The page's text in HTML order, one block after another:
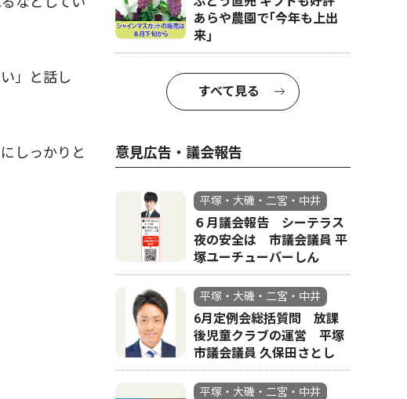
」と話し
しっかりと
あらや農園で｢今年も上出
来｣
すべて見る
意見広告・議会報告
平塚・大磯・二宮・中井
６月議会報告 シーテラス
夜の安全は 市議会議員 平
塚ユーチューバーしん
平塚・大磯・二宮・中井
6月定例会総括質問 放課
後児童クラブの運営 平塚
市議会議員 久保田さとし
平塚・大磯・二宮・中井